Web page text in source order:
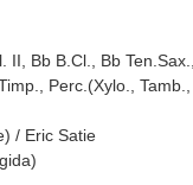
II, Bb B.Cl., Bb
Perc.(Xylo.,
/ Eric Satie